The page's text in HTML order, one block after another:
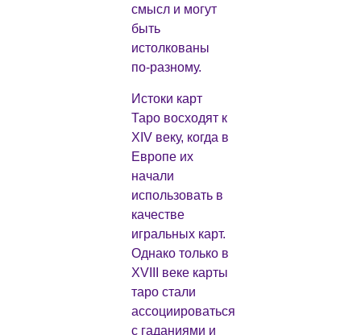
смысл и могут
быть
истолкованы
по-разному.
Истоки карт
Таро восходят к
XIV веку, когда в
Европе их
начали
использовать в
качестве
игральных карт.
Однако только в
XVIII веке карты
таро стали
ассоциироваться
с гаданиями и